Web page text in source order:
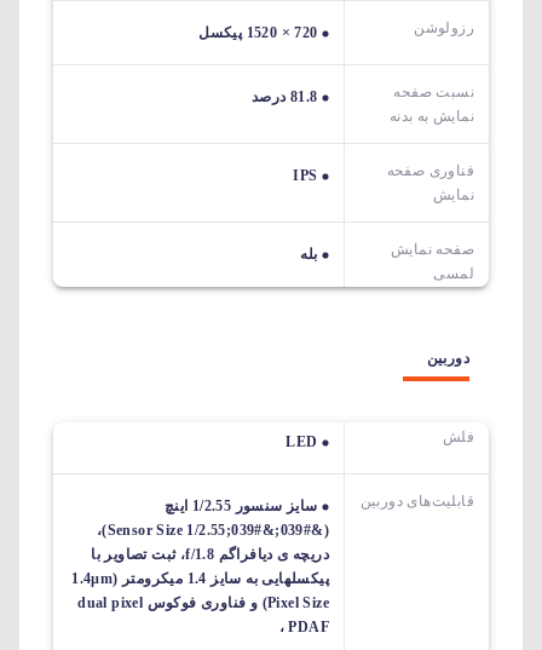
رزولوشن 720 × 1520 پیکسل
نسبت صفحه
نمایش به بدنه
81.8 درصد
فناوری صفحه
نمایش
IPS
صفحه نمایش
لمسی
بله
دوربین
فلش LED
قابلیت‌های دوربین‌
سایز سنسور 1/2.55 اینچ
(&#039;&#039;Sensor Size 1/2.55)،
دریچه ی دیافراگم f/1.8، ثبت تصاویر با
پیکسل‎هایی به سایز 1.4 میکرومتر (1.4µm
Pixel Size) و فناوری فوکوس dual pixel
PDAF ،